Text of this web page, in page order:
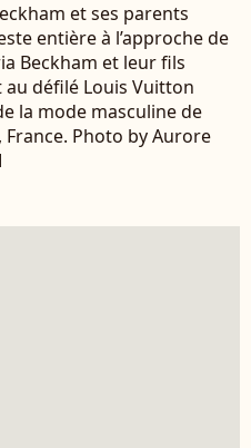
et ses parents
entière à l’approche de
Beckham et leur fils
défilé Louis Vuitton
la mode masculine de
Photo by Aurore